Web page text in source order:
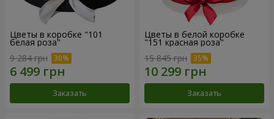
Цветы в коробке "101
белая роза"
9 284 грн
Заказать
Цветы в белой коробке
"151 красная роза"
15 845 грн
Заказать